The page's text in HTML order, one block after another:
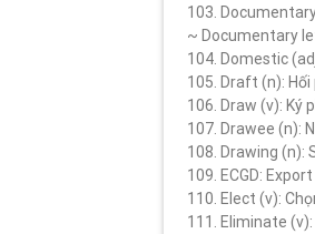
103.
~ Documentary
104. Domestic
105. Draft (n): Hối
106. Draw (v): Ký
107. Drawee (n):
108. Drawing (n):
109. ECGD:
110. Elect (v):
111. Eliminate